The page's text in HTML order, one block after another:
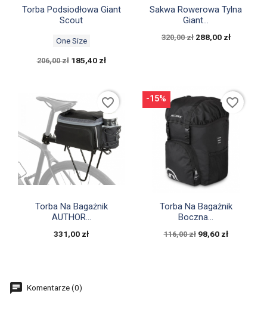
Szybki podgląd
Torba Podsiodłowa Giant
Scout
One Size
206,00 zł 185,40 zł
Szybki podgląd
Sakwa Rowerowa Tylna
Giant...
320,00 zł 288,00 zł
Szybki podgląd
Torba Na Bagażnik
AUTHOR...
331,00 zł
favorite_border
Szybki podgląd
Torba Na Bagażnik
Boczna...
116,00 zł 98,60 zł
-15% favorite_border
Komentarze (0)